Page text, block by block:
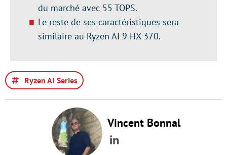
du marché avec 55 TOPS.
Le reste de ses caractéristiques sera
similaire au Ryzen AI 9 HX 370.
Ryzen AI Series
Vincent Bonnal
LinkedIn